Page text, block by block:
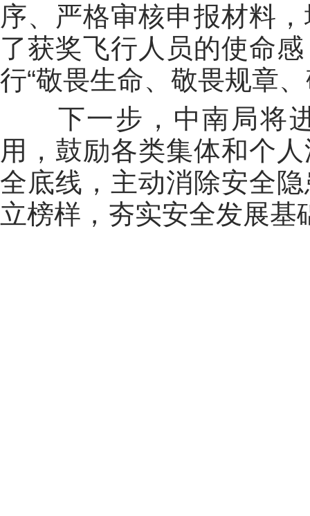
序、严格审核申报材料
了获奖飞行人员的使命
行“敬畏生命、敬畏规章
下一步，中南局将进
用，鼓励各类集体和个
全底线，主动消除安全
立榜样，夯实安全发展